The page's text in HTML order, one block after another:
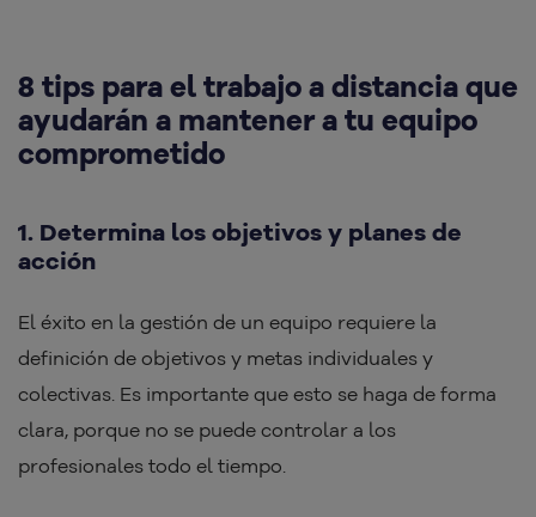
8 tips para el trabajo a distancia que
ayudarán a mantener a tu equipo
comprometido
1. Determina los objetivos y planes de
acción
El éxito en la gestión de un equipo requiere la
definición de objetivos y metas individuales y
colectivas. Es importante que esto se haga de forma
clara, porque no se puede controlar a los
profesionales todo el tiempo.